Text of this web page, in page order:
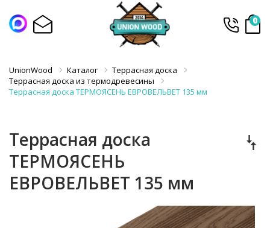
0
UnionWood Каталог
Террасная доска
Террасная доска из термодревесины
Террасная доска ТЕРМОЯСЕНЬ ЕВРОВЕЛЬВЕТ 135 мм
Террасная доска
ТЕРМОЯСЕНЬ
ЕВРОВЕЛЬВЕТ 135 мм